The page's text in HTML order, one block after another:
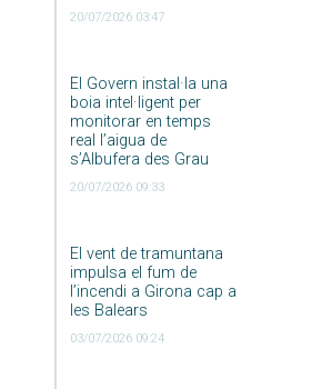
20/07/2026 03:47
El Govern instal·la una
boia intel·ligent per
monitorar en temps
real l’aigua de
s’Albufera des Grau
20/07/2026 09:33
El vent de tramuntana
impulsa el fum de
l’incendi a Girona cap a
les Balears
03/07/2026 09:24